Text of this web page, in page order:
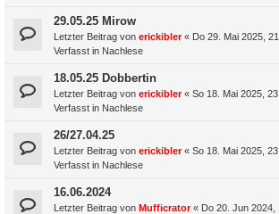
29.05.25 Mirow
Letzter Beitrag von erickibler« Do 29. Mai 2025,
Verfasst in Nachlese
18.05.25 Dobbertin
Letzter Beitrag von erickibler« So 18. Mai 2025,
Verfasst in Nachlese
26/27.04.25
Letzter Beitrag von erickibler« So 18. Mai 2025,
Verfasst in Nachlese
16.06.2024
Letzter Beitrag von Mufficrator« Do 20. Jun 2024,